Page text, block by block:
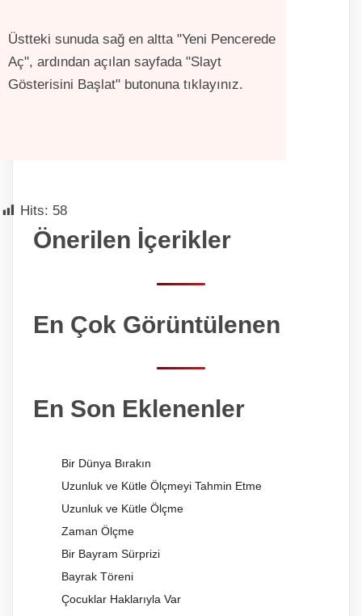
Üstteki sunuda sağ en altta "Yeni Pencerede
Aç", ardından açılan sayfada "Slayt
Gösterisini Başlat" butonuna tıklayınız.
Hits: 58
Önerilen İçerikler
En Çok Görüntülenen
En Son Eklenenler
Bir Dünya Bırakın
Uzunluk ve Kütle Ölçmeyi Tahmin Etme
Uzunluk ve Kütle Ölçme
Zaman Ölçme
Bir Bayram Sürprizi
Bayrak Töreni
Çocuklar Haklarıyla Var